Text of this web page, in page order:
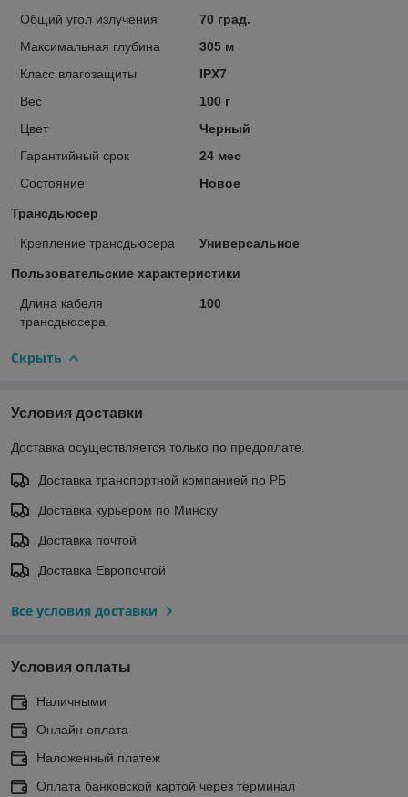
Общий угол излучения
70 град.
Максимальная глубина
305 м
Класс влагозащиты
IPX7
Вес
100 г
Цвет
Черный
Гарантийный срок
24 мес
Состояние
Новое
Трансдьюсер
Крепление трансдьюсера Универсальное
Пользовательские характеристики
Длина кабеля
трансдьюсера
100
Скрыть
Условия доставки
Доставка осуществляется только по предоплате.
Доставка транспортной компанией по РБ
Доставка курьером по Минску
Доставка почтой
Доставка Европочтой
Все условия доставки
Условия оплаты
Наличными
Онлайн оплата
Наложенный платеж
Оплата банковской картой через терминал